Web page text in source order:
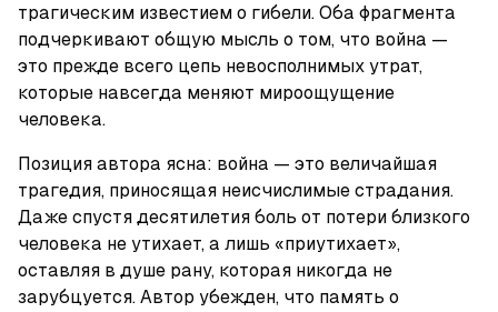
трагическим известием о гибели. Оба фрагмента
подчеркивают общую мысль о том, что война —
это прежде всего цепь невосполнимых утрат,
которые навсегда меняют мироощущение
человека.
Позиция автора ясна: война — это величайшая
трагедия, приносящая неисчислимые страдания.
Даже спустя десятилетия боль от потери близкого
человека не утихает, а лишь «приутихает»,
оставляя в душе рану, которая никогда не
зарубцуется. Автор убежден, что память о